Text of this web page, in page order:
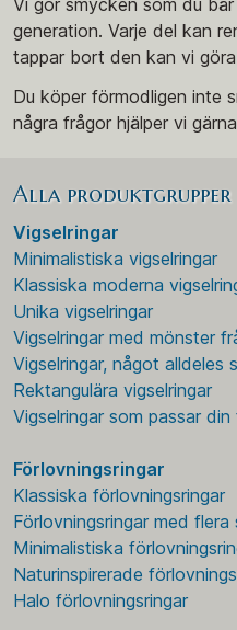
generation. Varje del kan
tappar bort den kan vi
Du köper förmodligen inte
några frågor hjälper vi
Alla produktgrupper
Vigselringar
Minimalistiska vigselringar
Klassiska moderna
Unika vigselringar
Vigselringar med mönster
Vigselringar, något alldeles
Rektangulära vigselringar
Vigselringar som passar
Förlovningsringar
Klassiska förlovningsringar
Förlovningsringar med flera
Minimalistiska
Naturinspirerade
Halo förlovningsringar